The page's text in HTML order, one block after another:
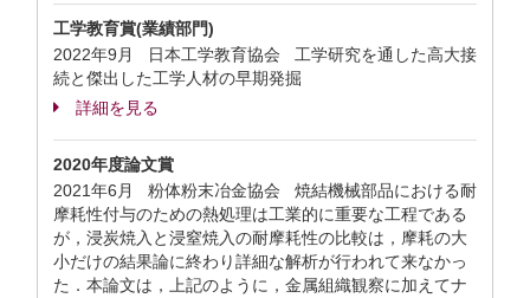
工学教育賞(業績部門)
2022年9月 日本工学教育協会 工学研究を通した高大接
続と傑出した工学人材の早期発掘
詳細を見る
2020年度論文賞
2021年6月 粉体粉末冶金協会 焼結機械部品における耐
摩耗性付与のための熱処理は工業的に重要な工程である
が，浸炭焼入と浸窒焼入の耐摩耗性の比較は，摩耗の大
小だけの結果論に終わり詳細な解析が行われて来なかっ
た．本論文は，上記のように，金属組織観察に加えてナ